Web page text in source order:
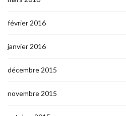
février 2016
janvier 2016
décembre 2015
novembre 2015